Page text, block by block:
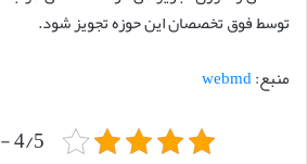
توسط فوق تخصصان این حوزه تجویز شود.
منبع:webmd
4/5 - (1 امتیاز)